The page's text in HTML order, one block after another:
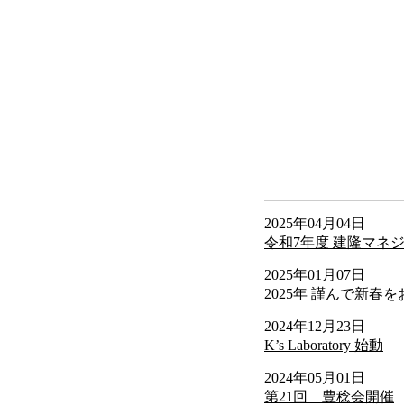
2025年04月04日
令和7年度 建隆マネ
2025年01月07日
2025年 謹んで新春
2024年12月23日
K’s Laboratory 始動
2024年05月01日
第21回 豊稔会開催